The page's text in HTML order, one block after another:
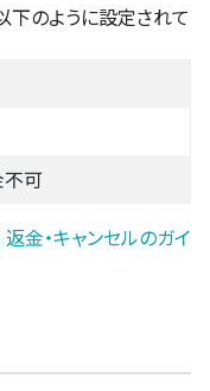
下のように設定されて
可
返金・キャンセルのガイ